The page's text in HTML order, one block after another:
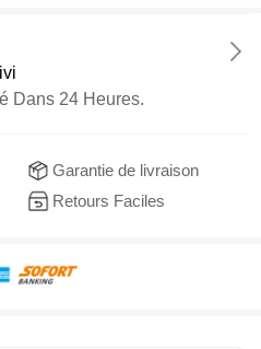
Dans 24 Heures.
Garantie de livraison
Retours Faciles